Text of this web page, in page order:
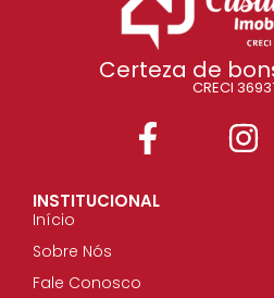
Certeza de
CRECI
INSTITUCIONAL
Início
Sobre Nós
Fale Conosco